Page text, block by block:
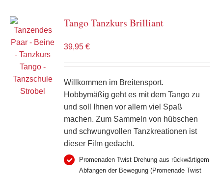
Tango Tanzkurs Brilliant
39,95€
Willkommen im Breitensport.
Hobbymäßig geht es mit dem Tango zu
und soll Ihnen vor allem viel Spaß
machen. Zum Sammeln von hübschen
und schwungvollen Tanzkreationen ist
dieser Film gedacht.
Promenaden Twist Drehung aus rückwärtigem
Abfangen der Bewegung (Promenade Twist